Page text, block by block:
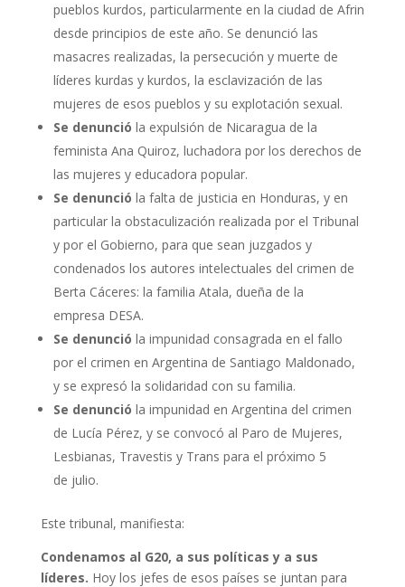
pueblos kurdos, particularmente en la ciudad de Afrin
desde principios de este año. Se denunció las
masacres realizadas, la persecución y muerte de
líderes kurdas y kurdos, la esclavización de las
mujeres de esos pueblos y su explotación sexual.
Se denunció la expulsión de Nicaragua de la
feminista Ana Quiroz, luchadora por los derechos de
las mujeres y educadora popular.
Se denunció la falta de justicia en Honduras, y en
particular la obstaculización realizada por el Tribunal
y por el Gobierno, para que sean juzgados y
condenados los autores intelectuales del crimen de
Berta Cáceres: la familia Atala, dueña de la
empresa DESA.
Se denunció la impunidad consagrada en el fallo
por el crimen en Argentina de Santiago Maldonado,
y se expresó la solidaridad con su familia.
Se denunció la impunidad en Argentina del crimen
de Lucía Pérez, y se convocó al Paro de Mujeres,
Lesbianas, Travestis y Trans para el próximo 5
de julio.
Este tribunal, manifiesta:
Condenamos al G20, a sus políticas y a sus
líderes. Hoy los jefes de esos países se juntan para